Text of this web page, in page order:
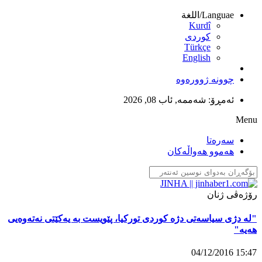
Languae/اللغة
Kurdî
كوردى
Türkçe
English
چوونە ژوورەوە
ئەمڕۆ: شەممە, ئاب 08, 2026
Menu
سەرەتا
هەموو هەواڵەکان
رۆژەڤی ژنان
تەرمی سەبیحە ئوچۆش بەخاک سپێردرا
13:15 03/12/2016
"لە دژی سیاسەتی دژە کوردی تورکیا، پێویست بە یەکێتی نەتەوەیی
هەیە"
15:47 04/12/2016